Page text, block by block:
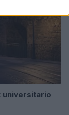
universitario